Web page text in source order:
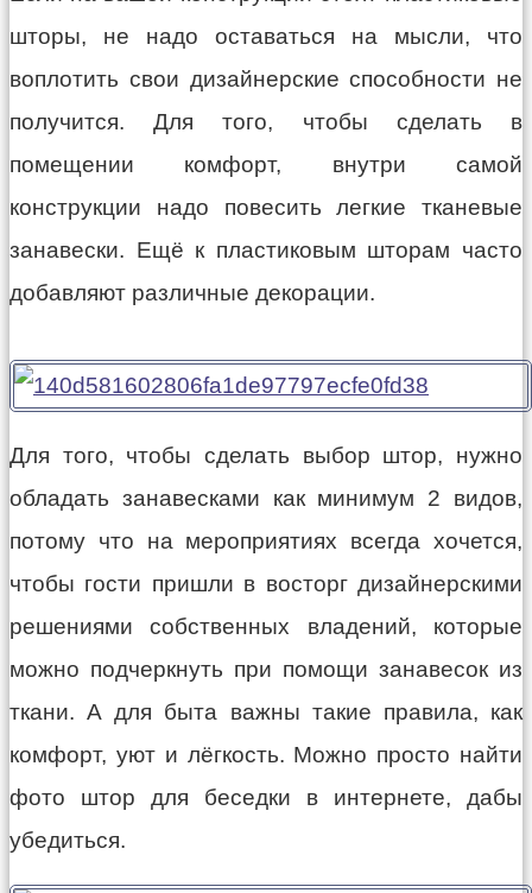
шторы, не надо оставаться на мысли, что
воплотить свои дизайнерские способности не
получится. Для того, чтобы сделать в
помещении комфорт, внутри самой
конструкции надо повесить легкие тканевые
занавески. Ещё к пластиковым шторам часто
добавляют различные декорации.
Для того, чтобы сделать выбор штор, нужно
обладать занавесками как минимум 2 видов,
потому что на мероприятиях всегда хочется,
чтобы гости пришли в восторг дизайнерскими
решениями собственных владений, которые
можно подчеркнуть при помощи занавесок из
ткани. А для быта важны такие правила, как
комфорт, уют и лёгкость. Можно просто найти
фото штор для беседки в интернете, дабы
убедиться.